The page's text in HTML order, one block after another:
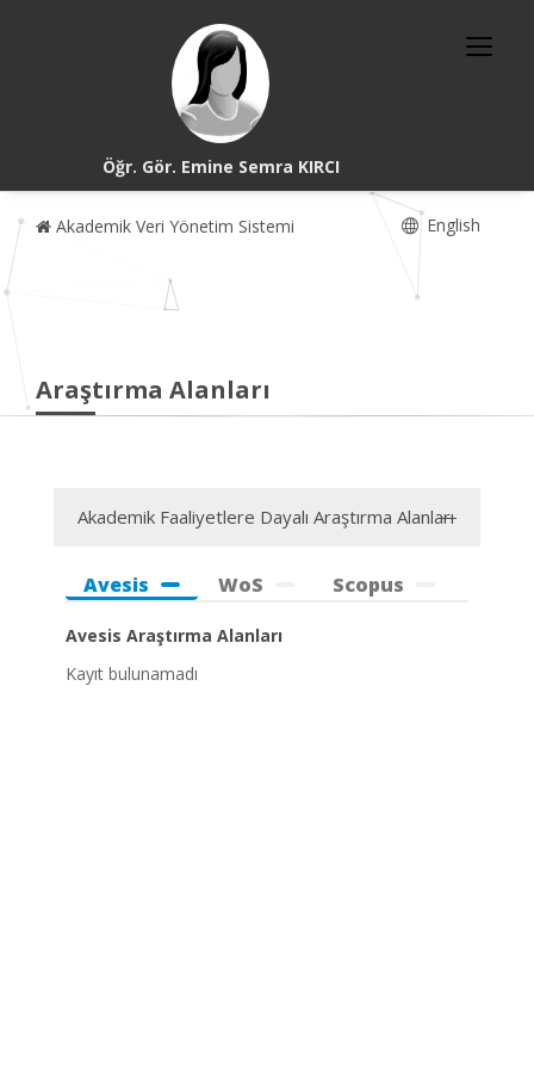
Öğr. Gör. Emine Semra KIRCI
Akademik Veri Yönetim Sistemi English
Araştırma Alanları
Akademik Faaliyetlere Dayalı Araştırma Alanları
Avesis WoS Scopus
Avesis Araştırma Alanları
Kayıt bulunamadı